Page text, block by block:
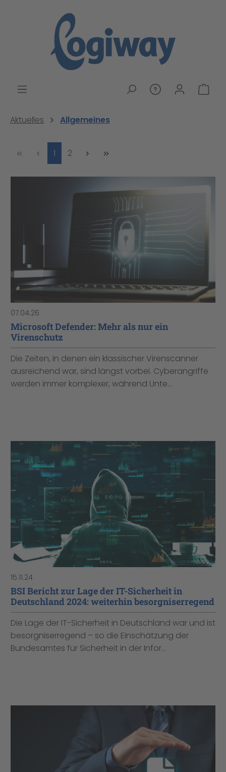
Aktuelles Allgemeines
Seite
1 Seite
2
07.04.26
Microsoft Defender: Mehr als nur ein
Virenschutz
Die Zeiten, in denen ein klassischer Virenscanner
ausreichend war, sind längst vorbei. Cyberangriffe
werden immer komplexer, während Unte...
15.11.24
BSI Bericht zur Lage der IT-Sicherheit in
Deutschland 2024: weiterhin besorgniserregend
Die Lage der IT-Sicherheit in Deutschland war und ist
besorgniserregend – so die Einschätzung der
Bundesamtes für Sicherheit in der Infor...